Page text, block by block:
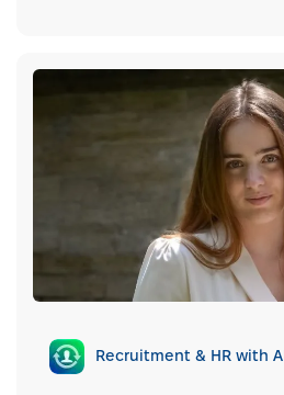
Recruitment & HR with AI